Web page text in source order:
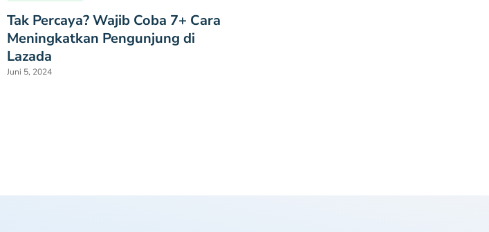
Tak Percaya? Wajib Coba 7+ Cara
Meningkatkan Pengunjung di
Lazada
Juni 5, 2024